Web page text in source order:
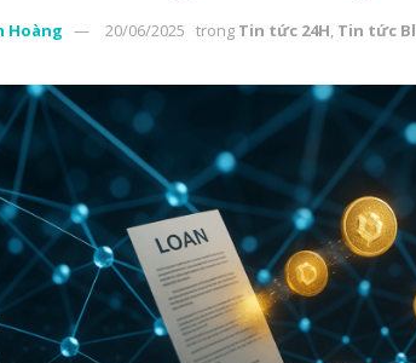
Hoàng 20/06/2025 trong Tin tức 24H, Tin tức